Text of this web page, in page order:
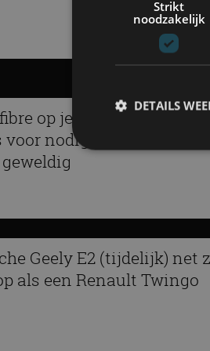
op je laadkabel:
nodig, en precies
Geely E2 (tijdelijk) net
als een Renault Twingo
Strikt
noodzakelijk
DETAILS
accountbeheer. De
Naam
cf_clearance